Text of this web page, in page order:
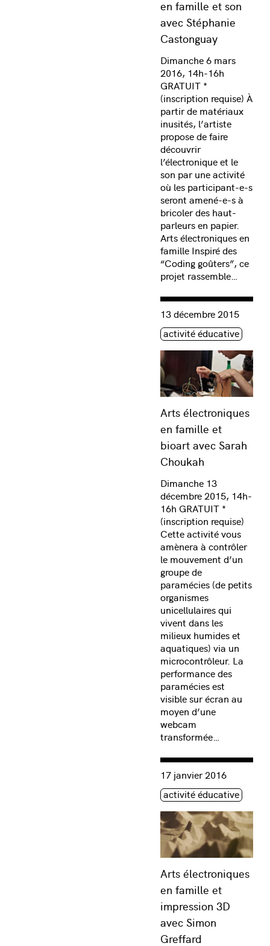
en famille et son
avec Stéphanie
Castonguay
Dimanche 6 mars
2016, 14h-16h
GRATUIT *
(inscription requise) À
partir de matériaux
inusités, l’artiste
propose de faire
découvrir
l’électronique et le
son par une activité
où les participant-e-s
seront amené-e-s à
bricoler des haut-
parleurs en papier.
Arts électroniques en
famille Inspiré des
“Coding goûters”, ce
projet rassemble…
Arts électroniques
en famille et
bioart avec Sarah
Choukah
Consulter « Arts
13 décembre 2015
Étiquette(s)
activité éducative
Dimanche 13
décembre 2015, 14h-
16h GRATUIT *
(inscription requise)
Cette activité vous
amènera à contrôler
le mouvement d’un
groupe de
paramécies (de petits
organismes
unicellulaires qui
vivent dans les
milieux humides et
aquatiques) via un
microcontrôleur. La
performance des
paramécies est
visible sur écran au
moyen d’une
webcam
transformée…
Arts électroniques
en famille et
impression 3D
avec Simon
Greffard
Consulter « Arts
17 janvier 2016
Étiquette(s)
activité éducative